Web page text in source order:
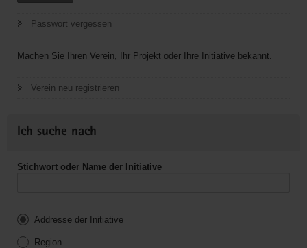
Passwort vergessen
Machen Sie Ihren Verein, Ihr Projekt oder Ihre Initiative bekannt.
Verein neu registrieren
Ich suche nach
Stichwort oder Name der Initiative
Addresse der Initiative
Region